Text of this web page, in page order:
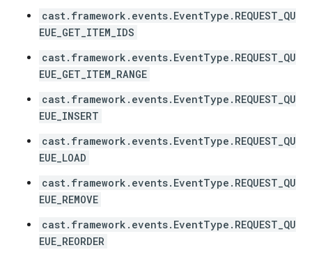
cast.framework.events.EventType.REQUEST_QU
EUE_GET_ITEM_IDS
cast.framework.events.EventType.REQUEST_QU
EUE_GET_ITEM_RANGE
cast.framework.events.EventType.REQUEST_QU
EUE_INSERT
cast.framework.events.EventType.REQUEST_QU
EUE_LOAD
cast.framework.events.EventType.REQUEST_QU
EUE_REMOVE
cast.framework.events.EventType.REQUEST_QU
EUE_REORDER